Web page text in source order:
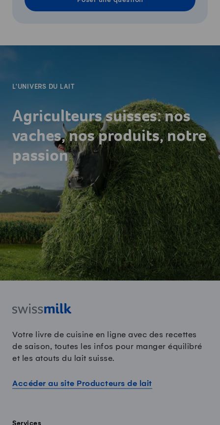
L'UNIVERS DU LAIT
Agriculteurs suisses: nos
vaches, nos produits, notre
passion
Votre livre de cuisine en ligne avec des recettes
de saison, toutes les infos pour manger équilibré
et les atouts du lait suisse.
Accéder au site Producteurs de lait